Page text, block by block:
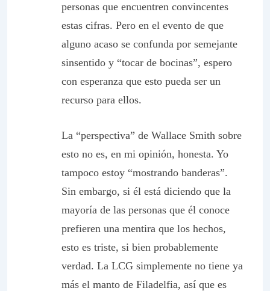
personas que encuentren convincentes
estas cifras. Pero en el evento de que
alguno acaso se confunda por semejante
sinsentido y “tocar de bocinas”, espero
con esperanza que esto pueda ser un
recurso para ellos.
La “perspectiva” de Wallace Smith sobre
esto no es, en mi opinión, honesta. Yo
tampoco estoy “mostrando banderas”.
Sin embargo, si él está diciendo que la
mayoría de las personas que él conoce
prefieren una mentira que los hechos,
esto es triste, si bien probablemente
verdad. La LCG simplemente no tiene ya
más el manto de Filadelfia, así que es